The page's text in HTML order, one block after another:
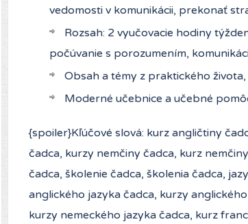
vedomosti v komunikácii, prekonať
Rozsah: 2 vyučovacie hodiny
počúvanie s porozumením,
Obsah a témy z praktického
Moderné učebnice a učebné
{spoiler}Kľúčové slová: kurz angličtiny
čadca, kurzy nemčiny čadca, kurz
čadca, školenie čadca, školenia čadca,
anglického jazyka čadca, kurzy
kurzy nemeckého jazyka čadca, kurz